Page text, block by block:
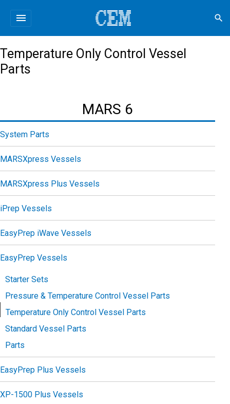
menu search
Temperature Only Control Vessel
Parts
MARS 6
System Parts
MARSXpress Vessels
MARSXpress Plus Vessels
iPrep Vessels
EasyPrep iWave Vessels
EasyPrep Vessels
Starter Sets
Pressure & Temperature Control Vessel Parts
Temperature Only Control Vessel Parts
Standard Vessel Parts
Parts
EasyPrep Plus Vessels
XP-1500 Plus Vessels